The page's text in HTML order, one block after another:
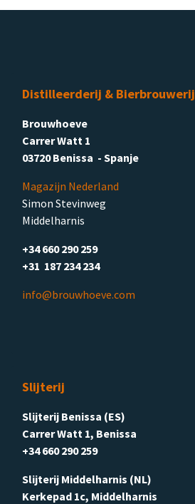
Distilleerderij & Bierbrouwerij
Brouwhoeve
Carrer Watt 1
03720 Benissa - Spanje
Magazijn Nederland
Simon Stevinweg
Middelharnis
+34 660 290 259
+31 187 234 234
info@brouwhoeve.com
Slijterij
Slijterij Benissa (ES)
Carrer Watt 1, Benissa
+34 660 290 259
Slijterij Middelharnis (NL)
Kerkepad 1c, Middelharnis